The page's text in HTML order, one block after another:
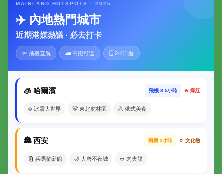
MAINLAND HOTSPOTS · 2025
✈️ 內地熱門城市
近期港媒熱議 · 必去打卡
🛫 飛機直航 🚄 高鐵可達 🗓 2-4日遊
🧊 哈爾濱 飛機 3.5小時 🔥 爆紅
❄️ 冰雪大世界 🐻 東北虎林園 🥟 俄式美食
🏯 西安 飛機 3小時 🏺 文化熱
🗿 兵馬俑新館 🌙 大唐不夜城 🥙 肉夾饃